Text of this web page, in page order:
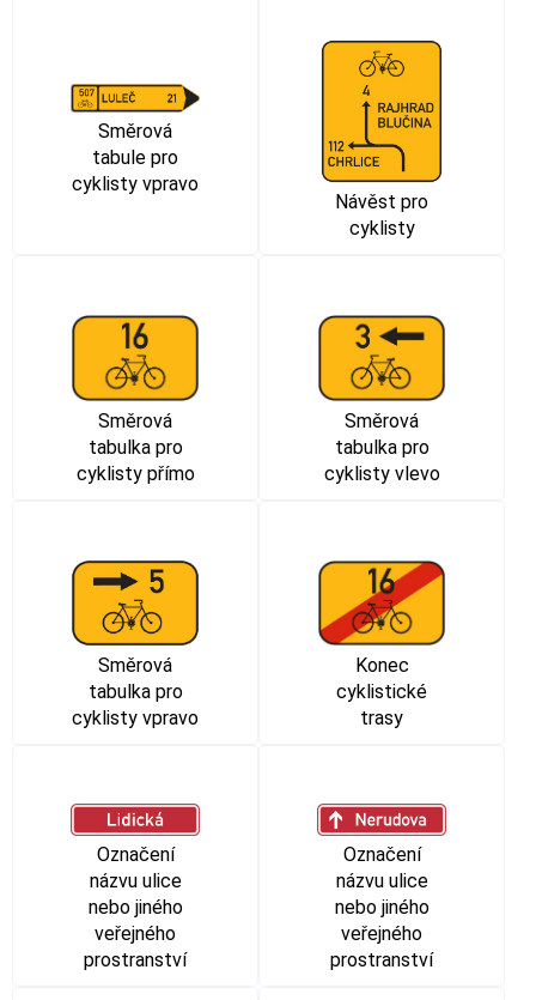
Směrová
tabule pro
cyklisty vpravo
Návěst pro
cyklisty
Směrová
tabulka pro
cyklisty přímo
Směrová
tabulka pro
cyklisty vlevo
Směrová
tabulka pro
cyklisty vpravo
Konec
cyklistické
trasy
Označení
názvu ulice
nebo jiného
veřejného
prostranství
Označení
názvu ulice
nebo jiného
veřejného
prostranství